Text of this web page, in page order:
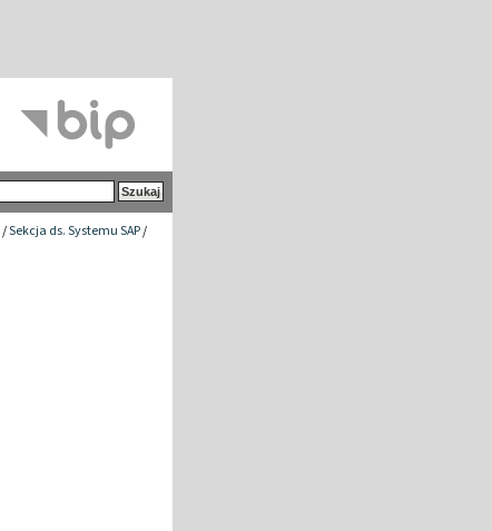
/Sekcja ds. Systemu SAP/